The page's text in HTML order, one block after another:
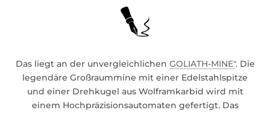
Das liegt an der unvergleichlichen GOLIATH-MINE". Die
legendäre Großraummine mit einer Edelstahlspitze
und einer Drehkugel aus Wolframkarbid wird mit
einem Hochpräzisionsautomaten gefertigt. Das